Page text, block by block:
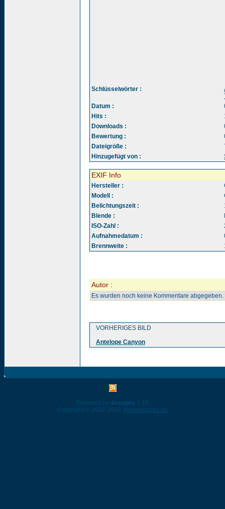
Schlüsselwörter :
Datum :
Hits :
Downloads :
Bewertung :
Dateigröße :
Hinzugefügt von :
EXIF Info
Hersteller :
Modell :
Belichtungszeit :
Blende :
ISO-Zahl :
Aufnahmedatum :
Brennweite :
Autor :
Es wurden noch keine Kommentare abgegeben.
VORHERIGES BILD
Antelope Canyon
Powered by 4images 1.10
Copyright © 2002-2026 4homepages.de